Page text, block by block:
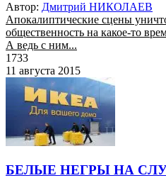
Автор: Дмитрий НИКОЛАЕВ
Апокалиптические сцены
общественность на какое-то
А ведь с ним...
1733
11 августа 2015
БЕЛЫЕ НЕГРЫ НА